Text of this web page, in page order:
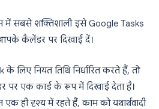
में सबसे शक्तिशाली इसे Google Tasks
आपके कैलेंडर पर दिखाई दें।
नियत तिथि निर्धारित करते हैं, तो
एक कार्ड के रूप में दिखाई देता है।
ही दृश्य में रहते हैं, काम को यथार्थवादी